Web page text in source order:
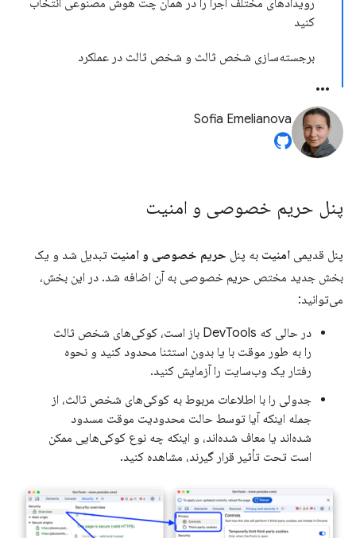
رویدادهای مختلف اجرا را در همان چت هوش مصنوعی انتخاب
کنید
برجسته‌سازی شخص ثالث و شخص ثالث در عملکرد
Sofia Emelianova
پنل حریم خصوصی و امنیت
پنل قدیمی امنیت به پنل حریم خصوصی و امنیت تبدیل شد و یک
بخش جدید مختص حریم خصوصی به آن اضافه شد. در این بخش،
می‌توانید:
در حالی که DevTools باز است، کوکی‌های شخص ثالث
را به طور موقت با یا بدون استثنا محدود کنید و نحوه
رفتار یک وب‌سایت را آزمایش کنید.
جدولی را با اطلاعات مربوط به کوکی‌های شخص ثالث، از
جمله اینکه آیا توسط حالت محدودیت موقت مسدود
شده‌اند یا معاف شده‌اند، و اینکه چه نوع کوکی‌هایی ممکن
است تحت تأثیر قرار گیرند، مشاهده کنید.